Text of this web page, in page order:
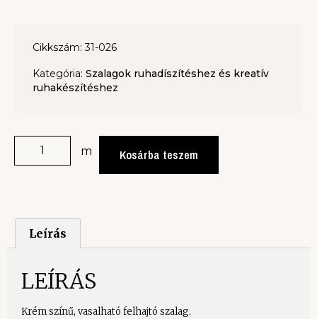
Cikkszám: 31-026
Kategória: Szalagok ruhadíszítéshez és kreatív
ruhakészítéshez
m Kosárba teszem
Leírás
LEÍRÁS
Krém színű, vasalható felhajtó szalag.